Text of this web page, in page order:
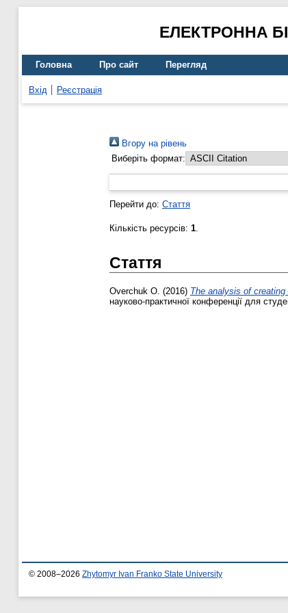
ЕЛЕКТРОННА
Головна Про сайт Перегляд
Вхід Реєстрація
Вгору на рівень
Виберіть формат:
Перейти до: Стаття
Кількість ресурсів: 1.
Стаття
Overchuk O. (2016) The analysis of creating
науково-практичної конференції для
© 2008–2026 Zhytomyr Ivan Franko State University